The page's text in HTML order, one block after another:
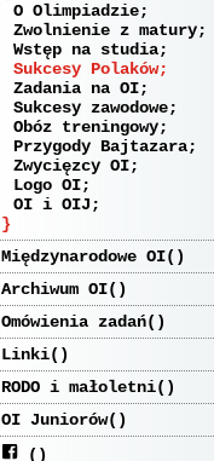
O Olimpiadzie
Zwolnienie z matury
Wstęp na studia
Sukcesy Polaków
Zadania na OI
Sukcesy zawodowe
Obóz treningowy
Przygody Bajtazara
Zwycięzcy OI
Logo OI
OI i OIJ
Międzynarodowe OI
Archiwum OI
Omówienia zadań
Linki
RODO i małoletni
OI Juniorów